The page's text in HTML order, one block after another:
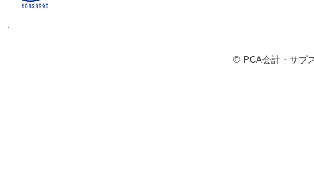
.
© PCA会計・サブ